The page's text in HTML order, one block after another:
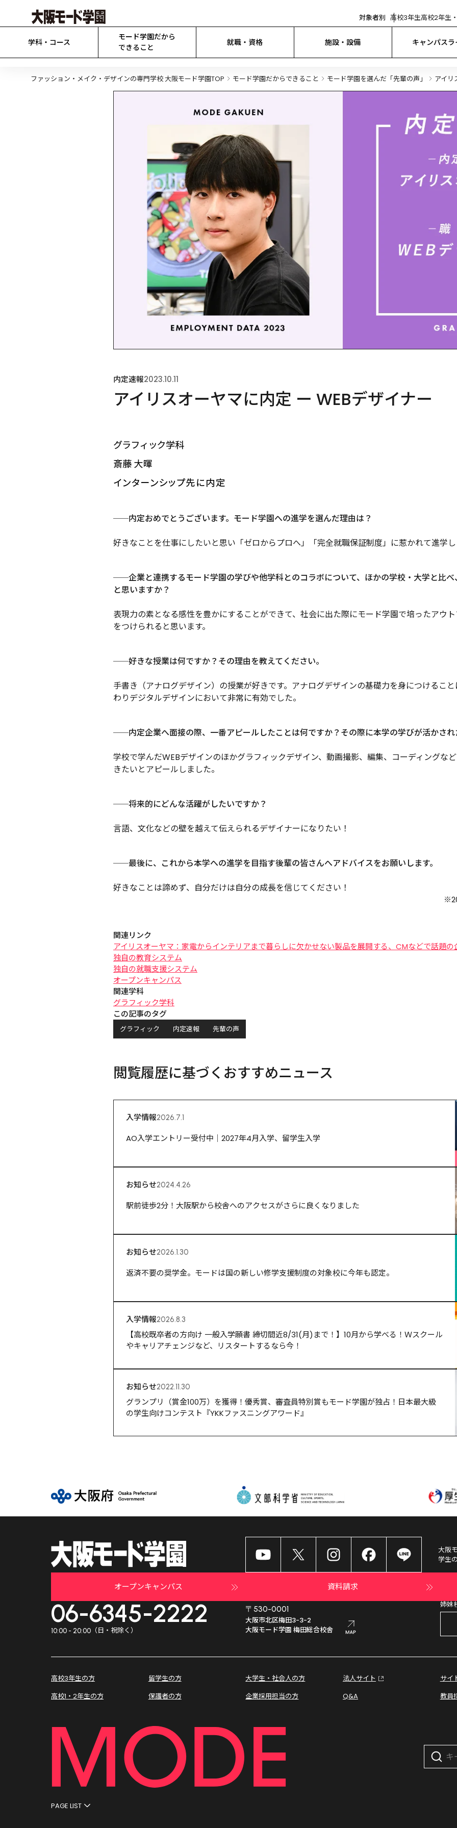
対象者別 高校3年生高校2年生
学科・コース
モード学園だから
できること
就職・資格 施設・設備 キャンパスラ
ファッション・メイク・デザインの専門学校 大阪モード学園TOP モード学園だからできること モード学園を選んだ「先輩の声」 アイリ
内定速報2023.10.11
アイリスオーヤマに内定 ー WEBデザイナー
──内定おめでとうございます。モード学園への進学を選んだ理由は？
好きなことを仕事にしたいと思い「ゼロからプロへ」「完全就職保証制度」に惹かれて進学
──企業と連携するモード学園の学びや他学科とのコラボについて、ほかの学校・大学と比
と思いますか？
表現力の素となる感性を豊かにすることができて、社会に出た際にモード学園で培ったアウ
をつけられると思います。
──好きな授業は何ですか？その理由を教えてください。
手書き（アナログデザイン）の授業が好きです。アナログデザインの基礎力を身につけるこ
わりデジタルデザインにおいて非常に有効でした。
──内定企業へ面接の際、一番アピールしたことは何ですか？その際に本学の学びが活かさ
学校で学んだWEBデザインのほかグラフィックデザイン、動画撮影、編集、コーディングな
きたいとアピールしました。
──将来的にどんな活躍がしたいですか？
言語、文化などの壁を越えて伝えられるデザイナーになりたい！
──最後に、これから本学への進学を目指す後輩の皆さんへアドバイスをお願いします。
好きなことは諦めず、自分だけは自分の成長を信じてください！
関連リンク
アイリスオーヤマ：家電からインテリアまで暮らしに欠かせない製品を展開する、CMなどで話題の
独自の教育システム
独自の就職支援システム
オープンキャンパス
関連学科
グラフィック学科
この記事のタグ
グラフィック 内定速報 先輩の声
閲覧履歴に基づくおすすめニュース
入学情報2026.7.1
AO入学エントリー受付中｜2027年4月入学、留学生入学
お知らせ2024.4.26
駅前徒歩2分！大阪駅から校舎へのアクセスがさらに良くなりました
お知らせ2026.1.30
返済不要の奨学金。モードは国の新しい修学支援制度の対象校に今年も認定。
入学情報2026.8.3
【高校既卒者の方向け 一般入学願書 締切間近8/31(月)まで！】10月から学べる！Ｗスクール
やキャリアチェンジなど、リスタートするなら今！
お知らせ2022.11.30
グランプリ（賞金100万）を獲得！優秀賞、審査員特別賞もモード学園が独占！日本最大級
の学生向けコンテスト『YKKファスニングアワード』
大阪
学生
オープンキャンパス 資料請求
06-6345-2222
10:00 - 20:00 （日・祝除く）
〒530-0001
大阪市北区梅田3-3-2
大阪モード学園 梅田総合校舎
姉妹
高校3年生の方
高校1・2年生の方
留学生の方
保護者の方
大学生・社会人の方
企業採用担当の方
法人サイト
Q&A
サイ
教員
PAGE LIST